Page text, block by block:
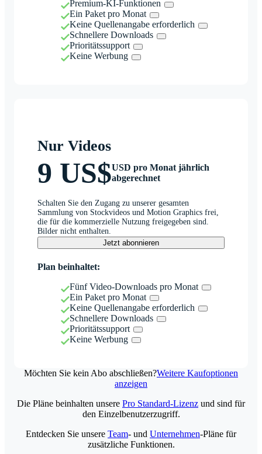
Premium-KI-Funktionen
Ein Paket pro Monat
Keine Quellenangabe erforderlich
Schnellere Downloads
Prioritätssupport
Keine Werbung
Nur Videos
9 US$USD pro Monat jährlich
abgerechnet
Schalten Sie den Zugang zu unserer gesamten
Sammlung von Stockvideos und Motion Graphics frei,
die für die kommerzielle Nutzung freigegeben sind.
Bilder nicht enthalten.
Jetzt abonnieren
Plan beinhaltet:
Fünf Video-Downloads pro Monat
Ein Paket pro Monat
Keine Quellenangabe erforderlich
Schnellere Downloads
Prioritätssupport
Keine Werbung
Möchten Sie kein Abo abschließen?Weitere Kaufoptionen
anzeigen
Die Pläne beinhalten unsere Pro Standard-Lizenz und sind für
den Einzelbenutzerzugriff.
Entdecken Sie unsere Team- und Unternehmen-Pläne für
zusätzliche Funktionen.